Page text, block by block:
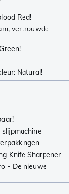
Red!
vertrouwde
Natural!
Knife Sharpener
- De nieuwe